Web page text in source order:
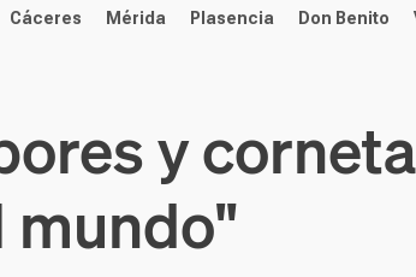
Cáceres Mérida Plasencia Don Benito
y